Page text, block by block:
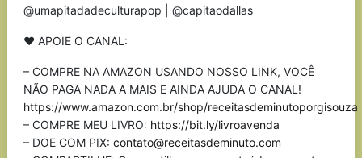
@umapitadadeculturapop | @capitaodallas
♥ APOIE O CANAL:
– COMPRE NA AMAZON USANDO NOSSO LINK, VOCÊ
NÃO PAGA NADA A MAIS E AINDA AJUDA O CANAL!
https://www.amazon.com.br/shop/receitasdeminutoporgisouza
– COMPRE MEU LIVRO: https://bit.ly/livroavenda
– DOE COM PIX: contato@receitasdeminuto.com